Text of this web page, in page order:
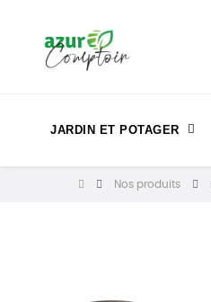
JARDIN ET POTAGER
Nos produits